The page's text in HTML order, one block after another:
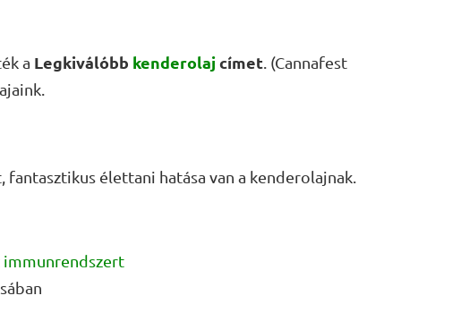
a Legkiválóbb kenderolajcímet . (Cannafest
élettani hatása van a kenderolajnak.
immunrendszert